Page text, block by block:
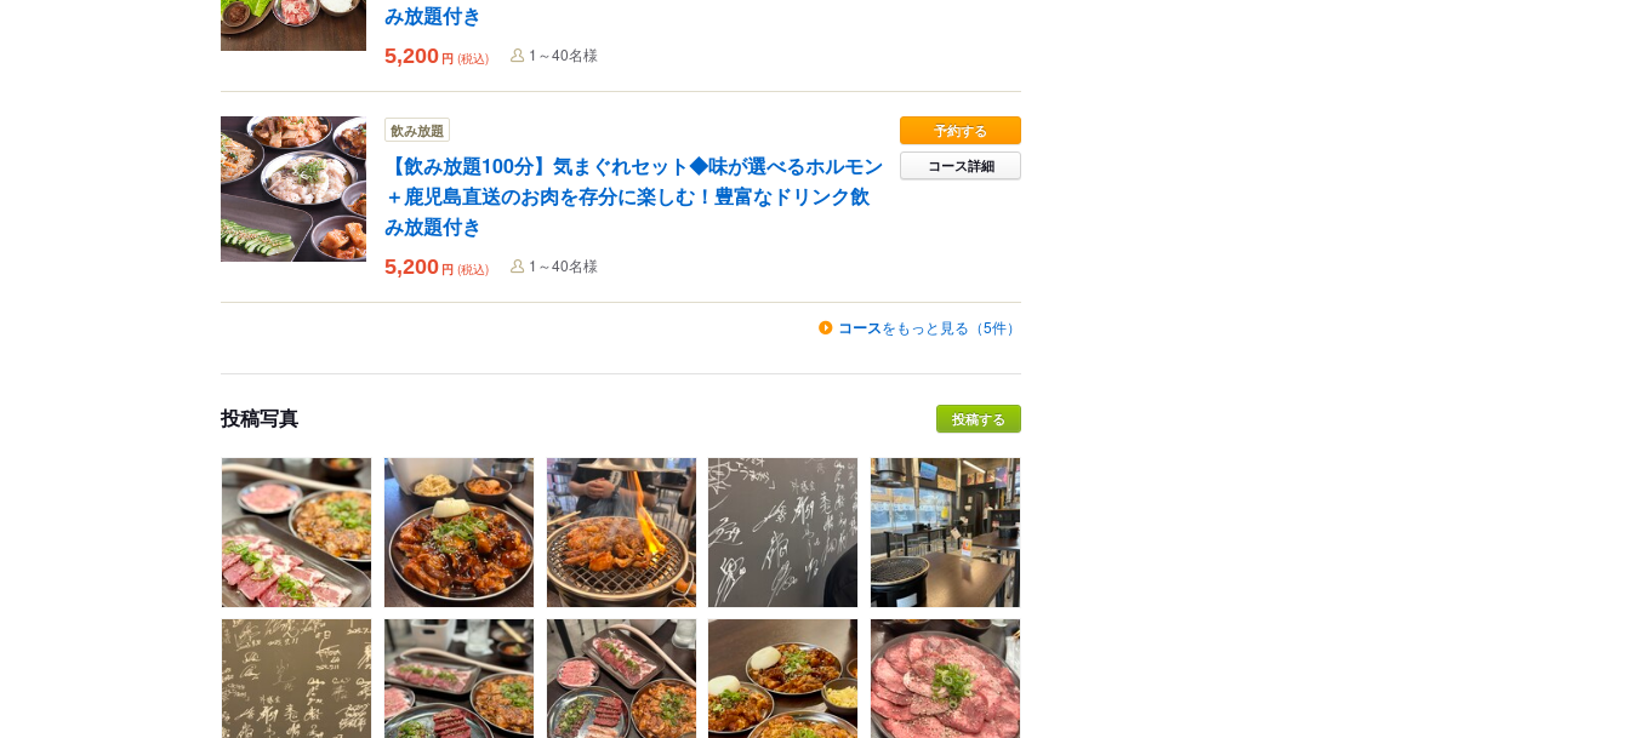
み放題付き
5,200 円 (税込) 1～40名様
飲み放題
【飲み放題100分】気まぐれセット◆味が選べるホルモン
＋鹿児島直送のお肉を存分に楽しむ！豊富なドリンク飲
み放題付き
予約する
コース詳細
5,200 円 (税込) 1～40名様
コースをもっと見る（5件）
投稿写真 投稿する